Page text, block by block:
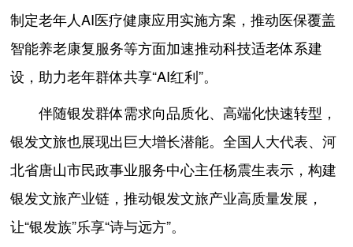
制定老年人AI医疗健康应用实施方案，推动医保覆盖
智能养老康复服务等方面加速推动科技适老体系建
设，助力老年群体共享“AI红利”。
伴随银发群体需求向品质化、高端化快速转型，
银发文旅也展现出巨大增长潜能。全国人大代表、河
北省唐山市民政事业服务中心主任杨震生表示，构建
银发文旅产业链，推动银发文旅产业高质量发展，
让“银发族”乐享“诗与远方”。